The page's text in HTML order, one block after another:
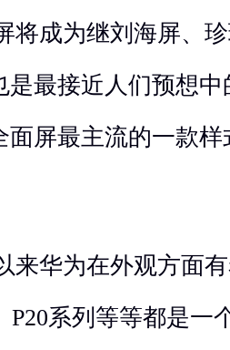
将成为继刘海屏、
是最接近人们预想
面屏最主流的一款样
来华为在外观方面
P20系列等等都是一